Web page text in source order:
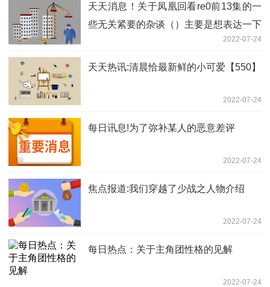
天天消息！关于凤凰回看re0前13集的一
些无关紧要的杂谈（）主要是想表达一下
2022-07-24
天天热讯:清晨恰最新鲜的小可爱【550】
2022-07-24
每日讯息!为了弥补某人的恶意差评
2022-07-24
焦点报道:我们穿越了少战之人物介绍
2022-07-24
每日热点：关于主角团性格的见解
2022-07-24